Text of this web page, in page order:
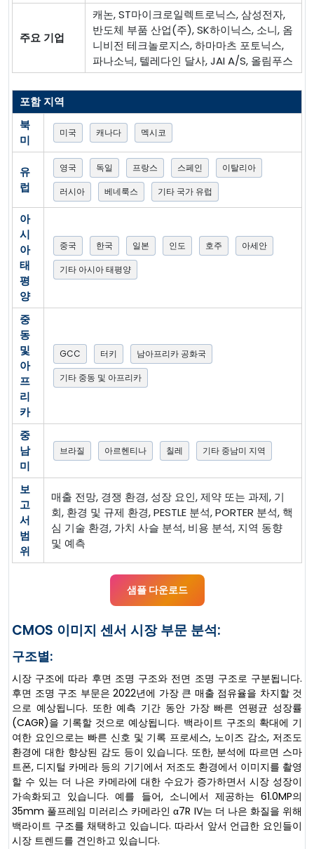
주요 기업
캐논, ST마이크로일렉트로닉스, 삼성전자,
반도체 부품 산업(주), SK하이닉스, 소니, 옴
니비전 테크놀로지스, 하마마츠 포토닉스,
파나소닉, 텔레다인 달사, JAI A/S, 올림푸스
포함 지역
북
미
미국 캐나다 멕시코
유
럽
영국 독일 프랑스 스페인
이탈리아
러시아
베네룩스 기타 국가 유럽
아
시
아
태
평
양
중국 한국 일본 인도 호주
아세안
기타 아시아 태평양
중
동
및
아
프
리
카
GCC 터키
남아프리카 공화국
기타 중동 및 아프리카
중
남
미
브라질 아르헨티나 칠레 기타 중남미 지역
보
고
서
범
위
매출 전망, 경쟁 환경, 성장 요인, 제약 또는 과제, 기
회, 환경 및 규제 환경, PESTLE 분석, PORTER 분석, 핵
심 기술 환경, 가치 사슬 분석, 비용 분석, 지역 동향
및 예측
샘플 다운로드
CMOS 이미지 센서 시장 부문 분석:
구조별:
시장 구조에 따라 후면 조명 구조와 전면 조명 구조로 구분됩니다.
후면 조명 구조 부문은 2022년에 가장 큰 매출 점유율을 차지할 것
으로 예상됩니다. 또한 예측 기간 동안 가장 빠른 연평균 성장률
(CAGR)을 기록할 것으로 예상됩니다. 백라이트 구조의 확대에 기
여한 요인으로는 빠른 신호 및 기록 프로세스, 노이즈 감소, 저조도
환경에 대한 향상된 감도 등이 있습니다. 또한, 분석에 따르면 스마
트폰, 디지털 카메라 등의 기기에서 저조도 환경에서 이미지를 촬영
할 수 있는 더 나은 카메라에 대한 수요가 증가하면서 시장 성장이
가속화되고 있습니다. 예를 들어, 소니에서 제공하는 61.0MP의
35mm 풀프레임 미러리스 카메라인 α7R IV는 더 나은 화질을 위해
백라이트 구조를 채택하고 있습니다. 따라서 앞서 언급한 요인들이
시장 트렌드를 견인하고 있습니다.